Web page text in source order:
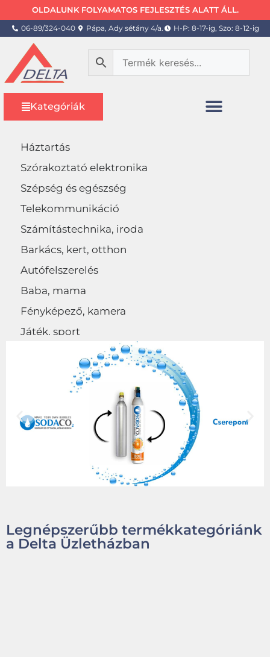
OLDALUNK FOLYAMATOS FEJLESZTÉS ALATT ÁLL.
06-89/324-040 Pápa, Ady sétány 4/a. H-P: 8-17-ig, Szo: 8-12-ig
Kategóriák
Háztartás
Szórakoztató elektronika
Szépség és egészség
Telekommunikáció
Számítástechnika, iroda
Barkács, kert, otthon
Autófelszerelés
Baba, mama
Fényképező, kamera
Játék, sport
Legnépszerűbb termékkategóriánk
a Delta Üzletházban